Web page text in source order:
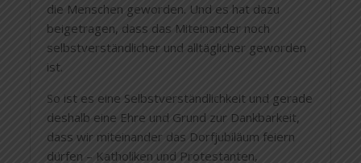
die Menschen geworden. Und es hat dazu
beigetragen, dass das Miteinander noch
selbstverständlicher und alltäglicher geworden
ist.
So ist es eine Selbstverständlichkeit und gerade
deshalb eine Ehre und Grund zur Dankbarkeit,
dass wir miteinander das Dorfjubiläum feiern
dürfen – Katholiken und Protestanten,